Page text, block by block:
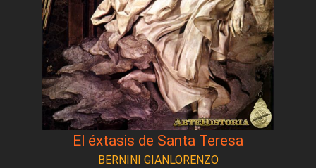
El éxtasis de Santa Teresa
BERNINI GIANLORENZO